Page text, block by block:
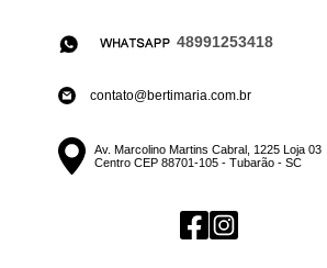
48991253418
contato@bertimaria.com.br
Av. Marcolino Martins Cabral, 1225 Loja 03
Centro CEP 88701-105 - Tubarão - SC